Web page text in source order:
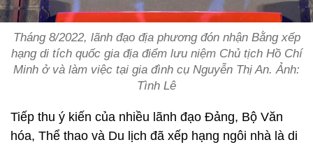
Tháng 8/2022, lãnh đạo địa phương đón nhận Bằng xếp
hạng di tích quốc gia địa điểm lưu niệm Chủ tịch Hồ Chí
Minh ở và làm việc tại gia đình cụ Nguyễn Thị An. Ảnh:
Tình Lê
Tiếp thu ý kiến của nhiều lãnh đạo Đảng, Bộ Văn
hóa, Thể thao và Du lịch đã xếp hạng ngôi nhà là di